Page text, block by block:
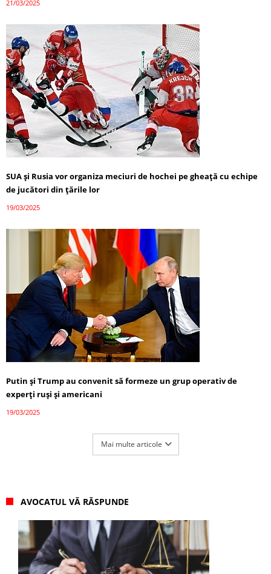
21/03/2025
SUA și Rusia vor organiza meciuri de hochei pe gheață cu echipe
de jucători din țările lor
19/03/2025
Putin și Trump au convenit să formeze un grup operativ de
experți ruși și americani
19/03/2025
Mai multe articole
AVOCATUL VĂ RĂSPUNDE